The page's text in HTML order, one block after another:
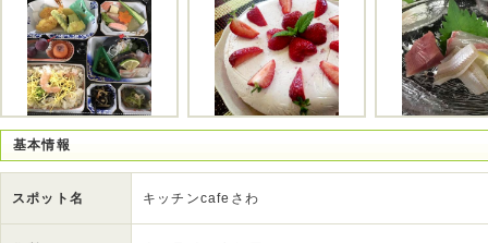
基本情報
スポット名 キッチンcafeさわ